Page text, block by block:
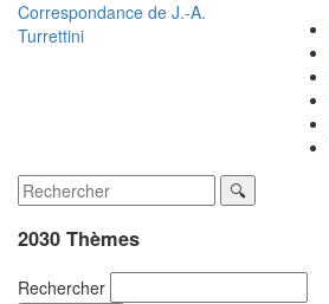
Correspondance de J.-A.
Turrettini
2030 Thèmes
Rechercher